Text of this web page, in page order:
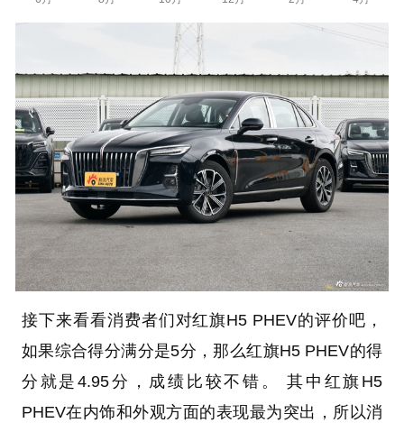
接下来看看消费者们对红旗H5 PHEV的评价吧，
如果综合得分满分是5分，那么红旗H5 PHEV的得
分就是4.95分，成绩比较不错。 其中红旗H5
PHEV在内饰和外观方面的表现最为突出，所以消